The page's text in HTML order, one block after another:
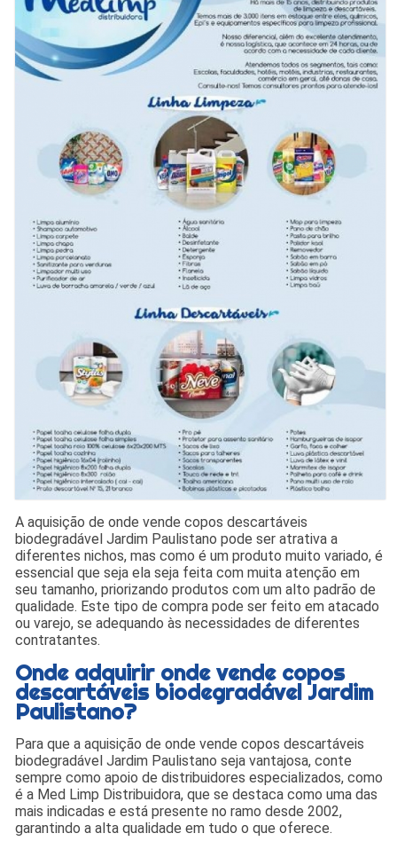
A aquisição de onde vende copos descartáveis
biodegradável Jardim Paulistano pode ser atrativa a
diferentes nichos, mas como é um produto muito variado, é
essencial que seja ela seja feita com muita atenção em
seu tamanho, priorizando produtos com um alto padrão de
qualidade. Este tipo de compra pode ser feito em atacado
ou varejo, se adequando às necessidades de diferentes
contratantes.
Onde adquirir onde vende copos
descartáveis biodegradável Jardim
Paulistano?
Para que a aquisição de onde vende copos descartáveis
biodegradável Jardim Paulistano seja vantajosa, conte
sempre como apoio de distribuidores especializados, como
é a Med Limp Distribuidora, que se destaca como uma das
mais indicadas e está presente no ramo desde 2002,
garantindo a alta qualidade em tudo o que oferece.